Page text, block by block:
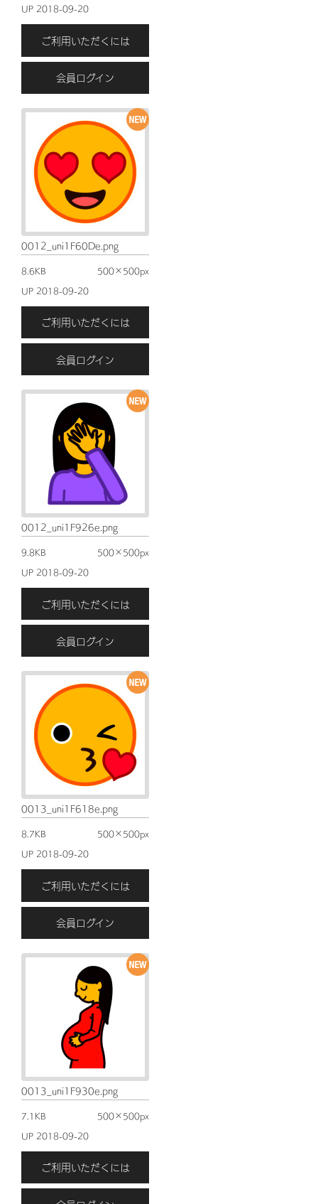
UP 2018-09-20
ご利用いただくには
会員ログイン
0012_uni1F60De.png
8.6KB
500×500px
UP 2018-09-20
ご利用いただくには
会員ログイン
0012_uni1F926e.png
9.8KB
500×500px
UP 2018-09-20
ご利用いただくには
会員ログイン
0013_uni1F618e.png
8.7KB
500×500px
UP 2018-09-20
ご利用いただくには
会員ログイン
0013_uni1F930e.png
7.1KB
500×500px
UP 2018-09-20
ご利用いただくには